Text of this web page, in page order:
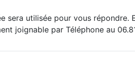
sera utilisée pour vous
joignable par Téléphone au